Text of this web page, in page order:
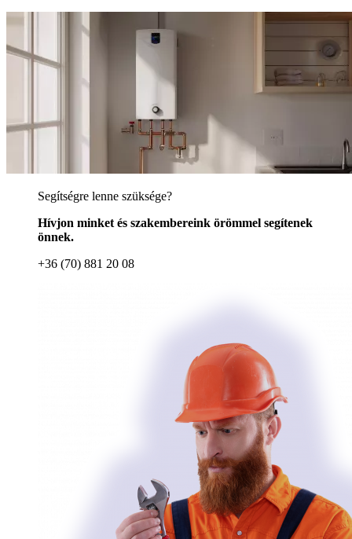
Segítségre lenne szüksége?
Hívjon minket és szakembereink örömmel segítenek
önnek.
+36 (70) 881 20 08